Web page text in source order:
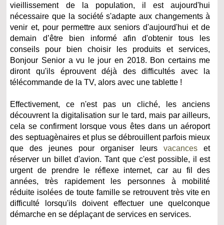
vieillissement de la population, il est aujourd'hui
nécessaire que la société s'adapte aux changements à
venir et, pour permettre aux seniors d'aujourd'hui et de
demain d’être bien informé afin d'obtenir tous les
conseils pour bien choisir les produits et services,
Bonjour Senior a vu le jour en 2018. Bon certains me
diront qu'ils éprouvent déjà des difficultés avec la
télécommande de la TV, alors avec une tablette !
Effectivement, ce n'est pas un cliché, les anciens
découvrent la digitalisation sur le tard, mais par ailleurs,
cela se confirment lorsque vous êtes dans un aéroport
des septuagènaires et plus se débrouillent parfois mieux
que des jeunes pour organiser leursvacances et
réserver un billet d'avion. Tant que c'est possible, il est
urgent de prendre le réflexe internet, car au fil des
années, très rapidement les personnes à mobilité
réduite isolées de toute famille se retrouvent très vite en
difficulté lorsqu'ils doivent effectuer une quelconque
démarche en se déplaçant de services en services.